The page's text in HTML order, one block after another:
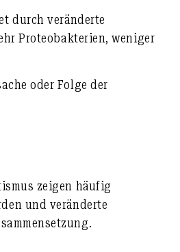
durchveränderte
Proteobakterien, weniger
oder Folge der
zeigen häufig
und veränderte
.